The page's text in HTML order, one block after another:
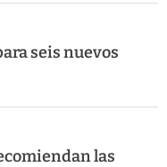
seis nuevos
las